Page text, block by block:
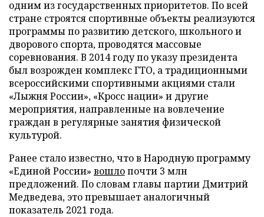
одним из государственных приоритетов. По всей
стране строятся спортивные объекты реализуются
программы по развитию детского, школьного и
дворового спорта, проводятся массовые
соревнования. В 2014 году по указу президента
был возрожден комплекс ГТО, а традиционными
всероссийскими спортивными акциями стали
«Лыжня России», «Кросс нации» и другие
мероприятия, направленные на вовлечение
граждан в регулярные занятия физической
культурой.
Ранее стало известно, что в Народную программу
«Единой России» вошлопочти 3 млн
предложений. По словам главы партии Дмитрий
Медведева, это превышает аналогичный
показатель 2021 года.